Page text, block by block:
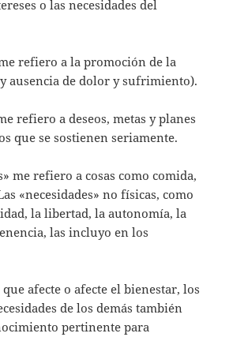
o las necesidades del
refiero a la promoción de la
ausencia de dolor y sufrimiento).
refiero a deseos, metas y planes
que se sostienen seriamente.
me refiero a cosas como comida,
«necesidades» no físicas, como
la libertad, la autonomía, la
las incluyo en los
afecte o afecte el bienestar, los
de los demás también
pertinente para